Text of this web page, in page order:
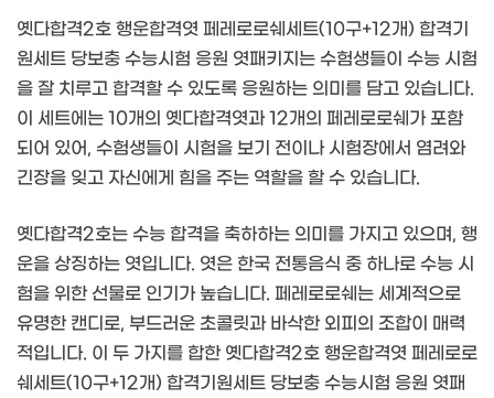
옛다합격2호 행운합격엿 페레로로쉐세트(10구+12개) 합격기
원세트 당보충 수능시험 응원 엿패키지는 수험생들이 수능 시험
을 잘 치루고 합격할 수 있도록 응원하는 의미를 담고 있습니다.
이 세트에는 10개의 옛다합격엿과 12개의 페레로로쉐가 포함
되어 있어, 수험생들이 시험을 보기 전이나 시험장에서 염려와
긴장을 잊고 자신에게 힘을 주는 역할을 할 수 있습니다.
옛다합격2호는 수능 합격을 축하하는 의미를 가지고 있으며, 행
운을 상징하는 엿입니다. 엿은 한국 전통음식 중 하나로 수능 시
험을 위한 선물로 인기가 높습니다. 페레로로쉐는 세계적으로
유명한 캔디로, 부드러운 초콜릿과 바삭한 외피의 조합이 매력
적입니다. 이 두 가지를 합한 옛다합격2호 행운합격엿 페레로로
쉐세트(10구+12개) 합격기원세트 당보충 수능시험 응원 엿패